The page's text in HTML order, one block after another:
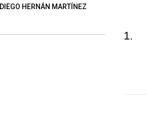
DIEGO HERNÁN MARTÍNEZ
1.